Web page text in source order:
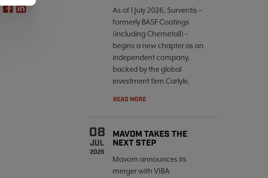
As of 1 July 2026, Surventis –
formerly BASF Coatings
(including Chemetall) –
begins a new chapter as an
independent company,
backed by the global
investment firm Carlyle.
READ MORE
08
JUL
2026
MAVOM TAKES THE
NEXT STEP
Mavom announces its
merger with VIBA